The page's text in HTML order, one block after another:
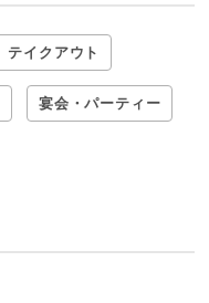
テイクアウト
宴会・パーティー